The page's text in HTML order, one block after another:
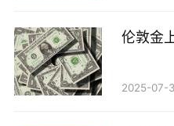
稳定。这些政策包括限制
投资者的风险教育等。工
须遵循监管部门的要求，
伦敦金
2025-07-